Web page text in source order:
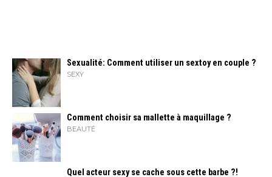
Sexualité: Comment utiliser un sextoy en couple ?
SEXY
Comment choisir sa mallette à maquillage ?
BEAUTÉ
Quel acteur sexy se cache sous cette barbe ?!